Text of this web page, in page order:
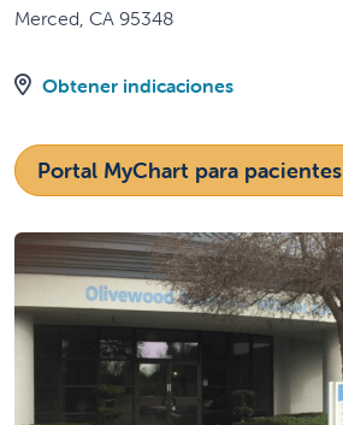
Merced CA 95348
Obtener indicaciones
Portal MyChart para pacientes